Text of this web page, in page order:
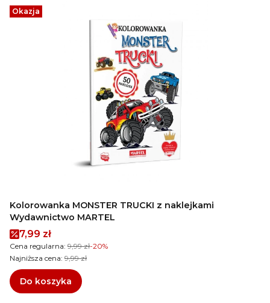
Okazja
Kolorowanka MONSTER TRUCKI z naklejkami
Wydawnictwo MARTEL
Cena promocyjna
7,99 zł
Cena regularna: 9,99 zł-20%
Najniższa cena: 9,99 zł
Do koszyka